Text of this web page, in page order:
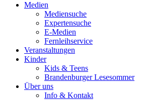
Medien
Mediensuche
Expertensuche
E-Medien
Fernleihservice
Veranstaltungen
Kinder
Kids & Teens
Brandenburger Lesesommer
Über uns
Info & Kontakt